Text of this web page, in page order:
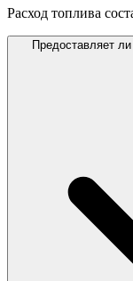
Расход топлива
Предоставляет